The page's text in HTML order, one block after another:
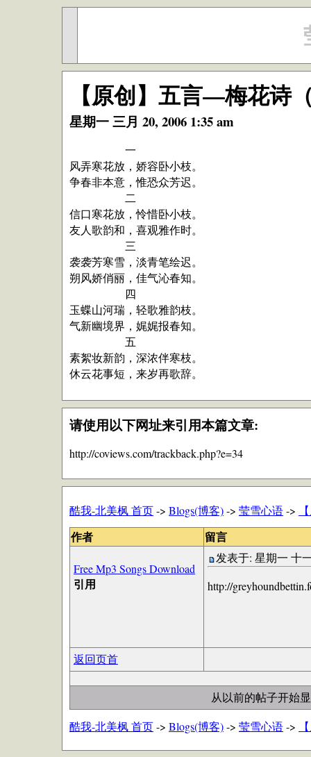
【原创】五言—梅花诗
星期一 三月 20, 2006 1:35 am
一
风弄寒花放，娇容卧小枝。
争春非本意，惟恐众芳迟。
二
信口寒花放，怜惜卧小枝。
友人歌韵和，喜观雅作时。
三
袭袭芳寒雪，淡青笔绘迟。
朔风娇俏丽，佳气沁春知。
四
玉蝶山河瑞，轻歌雅韵枝。
气新幽境界，娓娓报春知。
五
素絮妆新韵，深浓伴寒枝。
休云花事短，来岁再歌辞。
请使用以下网址来引用本篇文章:
http://coviews.com/trackback.php?e=34
酷我-北美枫 首页-> Blogs(博客)-> 莹雪心语->
作者 留言
Free Mp3 Songs Download
引用
发表于: 星期一 十
http://
返回页首
从以前的帖子开始
酷我-北美枫 首页-> Blogs(博客)-> 莹雪心语->